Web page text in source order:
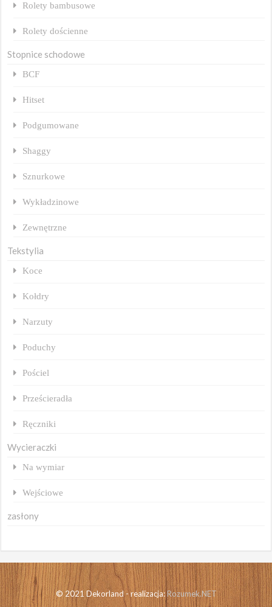
Rolety bambusowe
Rolety dościenne
Stopnice schodowe
BCF
Hitset
Podgumowane
Shaggy
Sznurkowe
Wykładzinowe
Zewnętrzne
Tekstylia
Koce
Kołdry
Narzuty
Poduchy
Pościel
Prześcieradła
Ręczniki
Wycieraczki
Na wymiar
Wejściowe
zasłony
© 2021 Dekorland - realizacja:Rozumek.NET